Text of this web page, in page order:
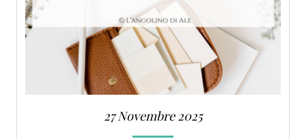
27 Novembre 2025